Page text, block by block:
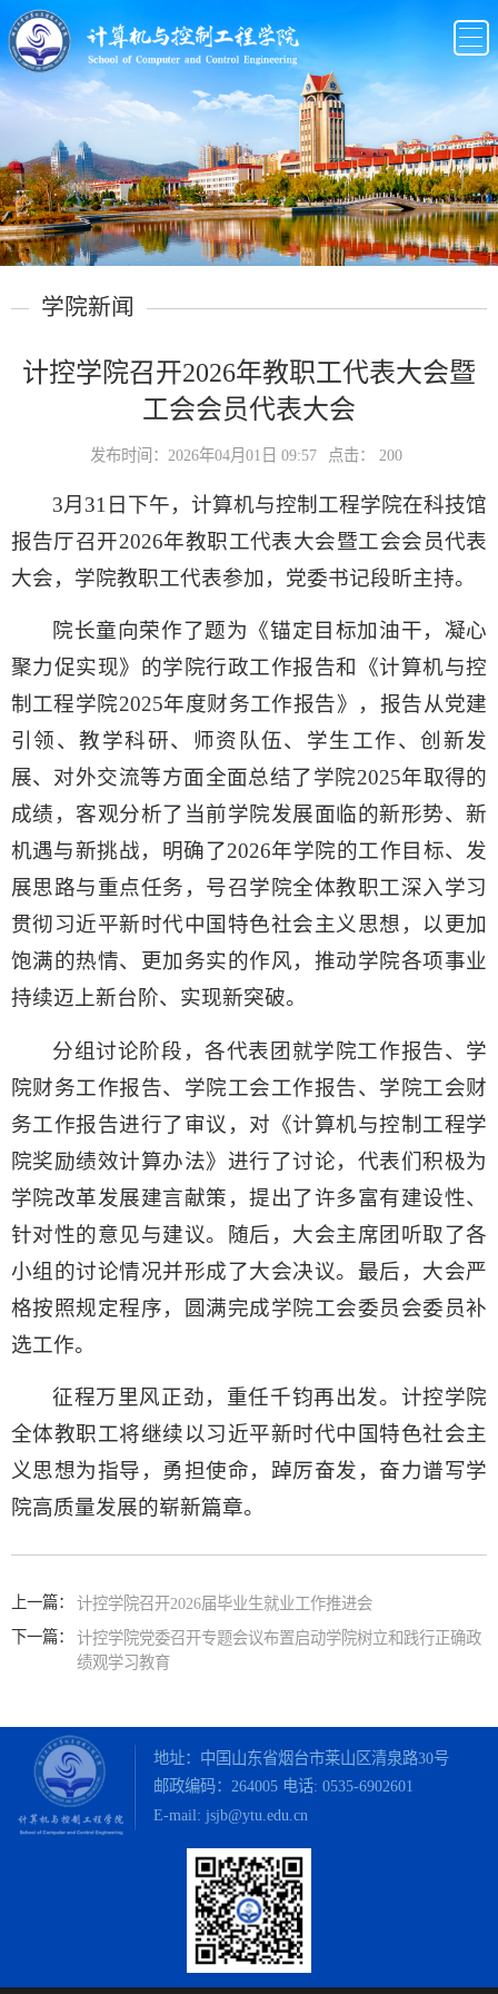
学院新闻
计控学院召开2026年教职工代表大会暨
工会会员代表大会
发布时间：2026年04月01日 09:57 点击： 200
3月31日下午，计算机与控制工程学院在科技馆
报告厅召开2026年教职工代表大会暨工会会员代表
大会，学院教职工代表参加，党委书记段昕主持。
院长童向荣作了题为《锚定目标加油干，凝心
聚力促实现》的学院行政工作报告和《计算机与控
制工程学院2025年度财务工作报告》，报告从党建
引领、教学科研、师资队伍、学生工作、创新发
展、对外交流等方面全面总结了学院2025年取得的
成绩，客观分析了当前学院发展面临的新形势、新
机遇与新挑战，明确了2026年学院的工作目标、发
展思路与重点任务，号召学院全体教职工深入学习
贯彻习近平新时代中国特色社会主义思想，以更加
饱满的热情、更加务实的作风，推动学院各项事业
持续迈上新台阶、实现新突破。
分组讨论阶段，各代表团就学院工作报告、学
院财务工作报告、学院工会工作报告、学院工会财
务工作报告进行了审议，对《计算机与控制工程学
院奖励绩效计算办法》进行了讨论，代表们积极为
学院改革发展建言献策，提出了许多富有建设性、
针对性的意见与建议。随后，大会主席团听取了各
小组的讨论情况并形成了大会决议。最后，大会严
格按照规定程序，圆满完成学院工会委员会委员补
选工作。
征程万里风正劲，重任千钧再出发。计控学院
全体教职工将继续以习近平新时代中国特色社会主
义思想为指导，勇担使命，踔厉奋发，奋力谱写学
院高质量发展的崭新篇章。
上一篇：
计控学院召开2026届毕业生就业工作推进会
下一篇：
计控学院党委召开专题会议布置启动学院树立和践行正确政
绩观学习教育
地址：中国山东省烟台市莱山区清泉路30号
邮政编码：264005 电话: 0535-6902601
E-mail: jsjb@ytu.edu.cn